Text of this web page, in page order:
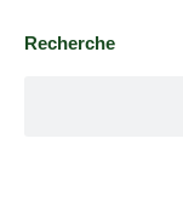
Recherche